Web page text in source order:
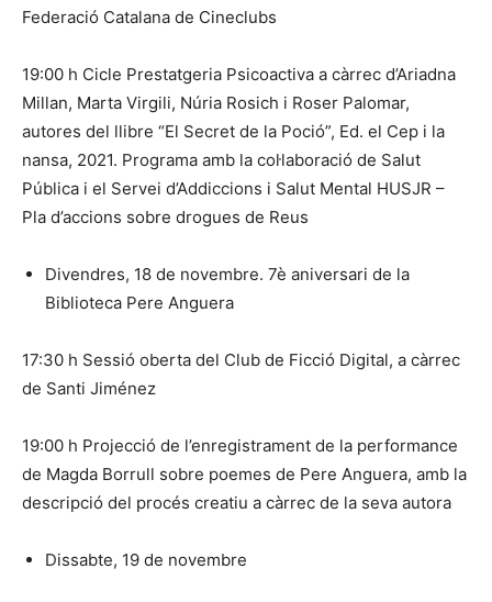
Federació Catalana de Cineclubs
19:00 h Cicle Prestatgeria Psicoactiva a càrrec d’Ariadna
Millan, Marta Virgili, Núria Rosich i Roser Palomar,
autores del llibre “El Secret de la Poció”, Ed. el Cep i la
nansa, 2021. Programa amb la col·laboració de Salut
Pública i el Servei d’Addiccions i Salut Mental HUSJR –
Pla d’accions sobre drogues de Reus
Divendres, 18 de novembre. 7è aniversari de la
Biblioteca Pere Anguera
17:30 h Sessió oberta del Club de Ficció Digital, a càrrec
de Santi Jiménez
19:00 h Projecció de l’enregistrament de la performance
de Magda Borrull sobre poemes de Pere Anguera, amb la
descripció del procés creatiu a càrrec de la seva autora
Dissabte, 19 de novembre